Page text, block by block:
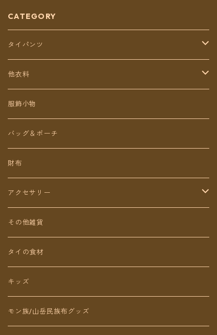
CATEGORY
タイパンツ
定番無地タイパンツ
チェトオリジナル
ロング丈
ミディアム丈
ショート丈
Baby&Kids
他衣料
トップス
ワンピース
パンツ
スカート
キッズ
服飾小物
バッグ＆ポーチ
財布
アクセサリー
ピアス（イヤリング）
ネックレス
リング
ブレスレット
その他雑貨
タイの食材
キッズ
モン族/山岳民族布グッズ